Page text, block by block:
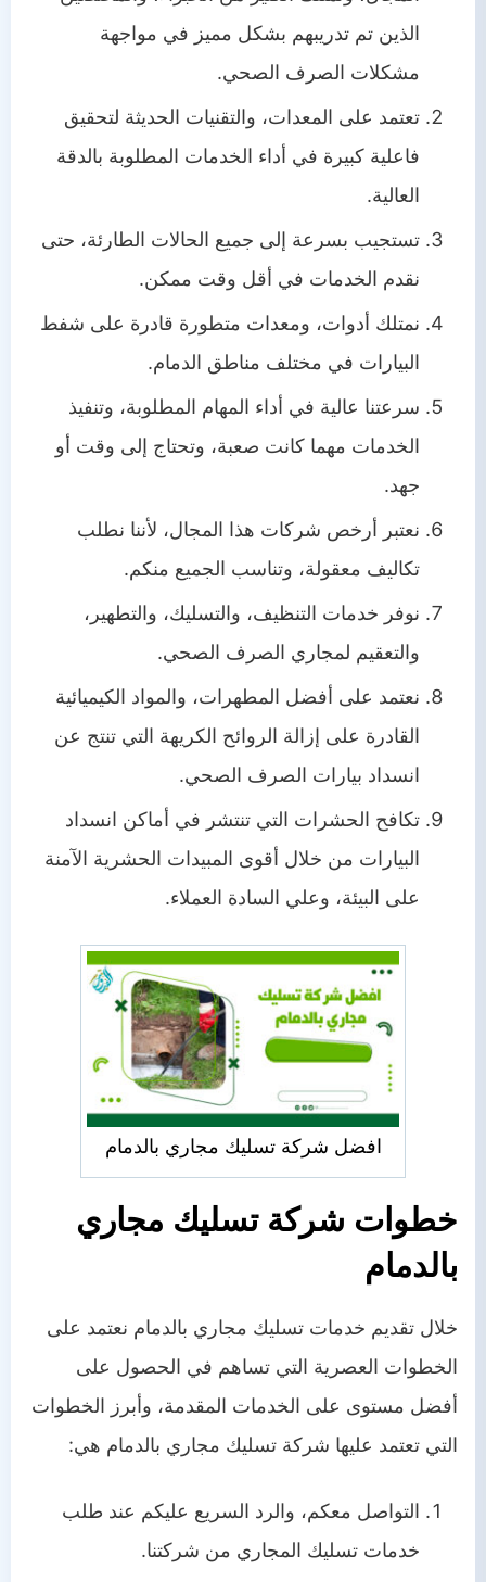
الذين تم تدريبهم بشكل مميز في مواجهة
مشكلات الصرف الصحي.
تعتمد على المعدات، والتقنيات الحديثة لتحقيق
فاعلية كبيرة في أداء الخدمات المطلوبة بالدقة
العالية.
تستجيب بسرعة إلى جميع الحالات الطارئة، حتى
نقدم الخدمات في أقل وقت ممكن.
نمتلك أدوات، ومعدات متطورة قادرة على شفط
البيارات في مختلف مناطق الدمام.
سرعتنا عالية في أداء المهام المطلوبة، وتنفيذ
الخدمات مهما كانت صعبة، وتحتاج إلى وقت أو
جهد.
نعتبر أرخص شركات هذا المجال، لأننا نطلب
تكاليف معقولة، وتناسب الجميع منكم.
نوفر خدمات التنظيف، والتسليك، والتطهير،
والتعقيم لمجاري الصرف الصحي.
نعتمد على أفضل المطهرات، والمواد الكيميائية
القادرة على إزالة الروائح الكريهة التي تنتج عن
انسداد بيارات الصرف الصحي.
تكافح الحشرات التي تنتشر في أماكن انسداد
البيارات من خلال أقوى المبيدات الحشرية الآمنة
على البيئة، وعلي السادة العملاء.
افضل شركة تسليك مجاري بالدمام
خطوات شركة تسليك مجاري
بالدمام
خلال تقديم خدمات تسليك مجاري بالدمام نعتمد على
الخطوات العصرية التي تساهم في الحصول على
أفضل مستوى على الخدمات المقدمة، وأبرز الخطوات
التي تعتمد عليها شركة تسليك مجاري بالدمام هي:
التواصل معكم، والرد السريع عليكم عند طلب
خدمات تسليك المجاري من شركتنا.